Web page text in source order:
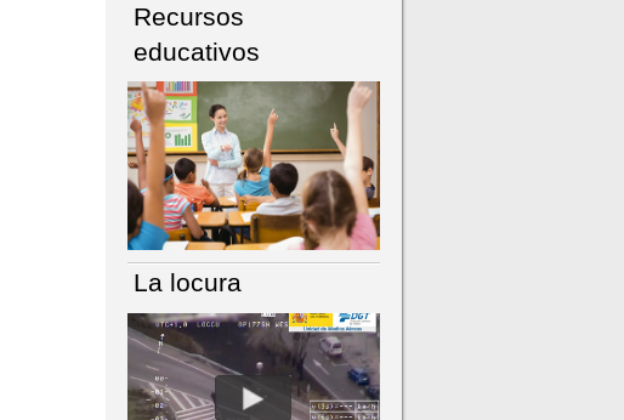
NÚMERO ACTUAL HEMEROTECA
Recursos
educativos
La locura